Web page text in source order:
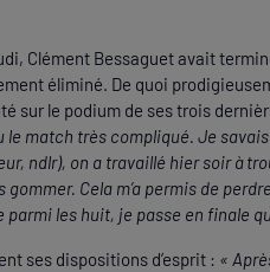
Clément Bessaguet avait
éliminé. De quoi
sur le podium de ses trois
le match très compliqué. Je
ndlr), on a travaillé hier soir à
Cela m’a permis de
les huit, je passe en finale
ses dispositions d’esprit : «